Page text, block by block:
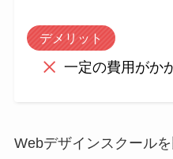
デメリット
一定の費用がか
Webデザインスクール